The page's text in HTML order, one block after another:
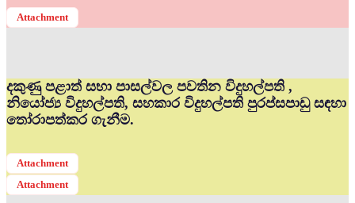
Attachment
දකුණු පළාත් සභා පාසල්වල පවතින විදුහල්පති ,
නියෝජ්‍ය විදුහල්පති, සහකාර විදුහල්පති පුරප්සපාඩු සඳහා
තෝරාපත්කර ගැනීම.
Attachment
Attachment